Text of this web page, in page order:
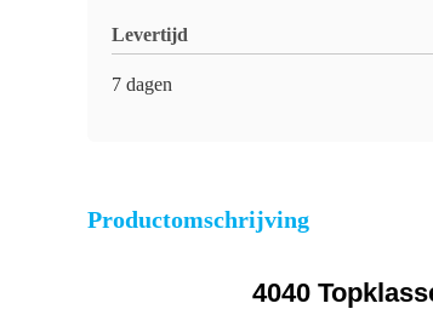
Levertijd
7 dagen
Productomschrijving
4040